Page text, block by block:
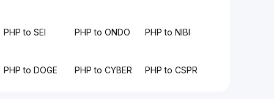
PHP to SEI PHP to ONDO PHP to NIBI
PHP to DOGE PHP to CYBER PHP to CSPR